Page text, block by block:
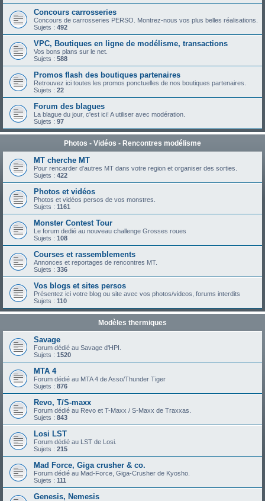
Concours carrosseries
Concours de carrosseries PERSO. Montrez-nous vos plus belles réalisations.
Sujets : 492
VPC, Boutiques en ligne de modélisme, transactions
Vos bons plans sur le net.
Sujets : 588
Promos flash des boutiques partenaires
Retrouvez ici toutes les promos ponctuelles de nos boutiques partenaires.
Sujets : 22
Forum des blagues
La blague du jour, c'est ici! A utiliser avec modération.
Sujets : 97
Photos - Vidéos - Rencontres modélisme
MT cherche MT
Pour rencarder d'autres MT dans votre region et organiser des sorties.
Sujets : 422
Photos et vidéos
Photos et vidéos persos de vos monstres.
Sujets : 1161
Monster Contest Tour
Le forum dedié au nouveau challenge Grosses roues
Sujets : 108
Courses et rassemblements
Annonces et reportages de rencontres MT.
Sujets : 336
Vos blogs et sites persos
Présentez ici votre blog ou site avec vos photos/videos, forums interdits
Sujets : 110
Modèles thermiques
Savage
Forum dédié au Savage d'HPI.
Sujets : 1520
MTA 4
Forum dédié au MTA 4 de Asso/Thunder Tiger
Sujets : 876
Revo, T/S-maxx
Forum dédié au Revo et T-Maxx / S-Maxx de Traxxas.
Sujets : 843
Losi LST
Forum dédié au LST de Losi.
Sujets : 215
Mad Force, Giga crusher & co.
Forum dédié au Mad-Force, Giga-Crusher de Kyosho.
Sujets : 111
Genesis, Nemesis